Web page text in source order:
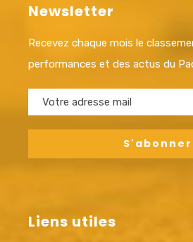
Newsletter
Recevez chaque mois le
performances et des actus du
Liens utiles